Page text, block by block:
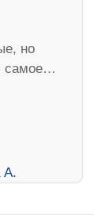
но
самое…